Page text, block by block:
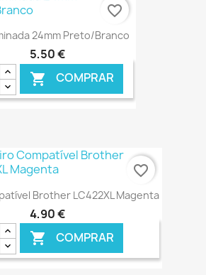
24mm Preto/Branco
5,50 €
 COMPRAR
€ ONLINE
favorite_border
Brother LC422XL Magenta
4,90 €
 COMPRAR
favorite_border